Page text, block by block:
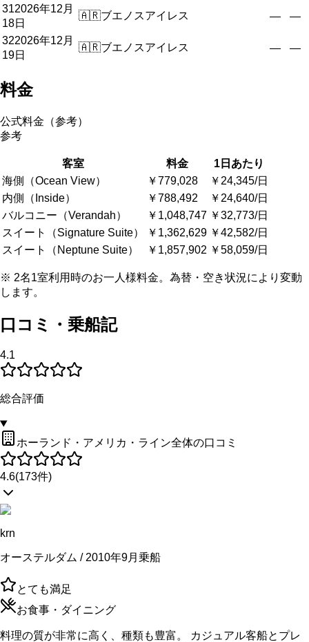
312026年12月
18日
🇦🇷ブエノスアイレス — —
322026年12月
19日
🇦🇷ブエノスアイレス — —
料金
公式料金（参考）
参考
客室 料金
1日あたり
海側（Ocean View）
￥779,028
￥24,345/日
内側（Inside）
￥788,492
￥24,640/日
バルコニー（Verandah）
￥1,048,747 ￥32,773/日
スイート（Signature Suite）
￥1,362,629 ￥42,582/日
スイート（Neptune Suite）
￥1,857,902 ￥58,059/日
※ 2名1室利用時のお一人様料金。為替・空き状況により変動
します。
口コミ・乗船記
4.1
総合評価
ホーランド・アメリカ・ライン全体の口コミ
4.6(173件)
krn
オーステルダム / 2010年9月乗船
とても満足
お食事・ダイニング
料理の質が非常に高く、種類も豊富。 カジュアル客船とプレ